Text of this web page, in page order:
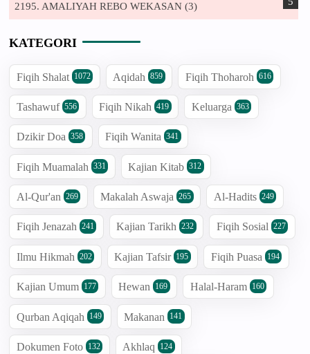
2195. AMALIYAH REBO WEKASAN (3)
KATEGORI
Fiqih Shalat 1072 Aqidah 859 Fiqih Thoharoh 616
Tashawuf 556 Fiqih Nikah 419 Keluarga 363
Dzikir Doa 358 Fiqih Wanita 341
Fiqih Muamalah 331 Kajian Kitab 312
Al-Qur'an 269 Makalah Aswaja 265 Al-Hadits 249
Fiqih Jenazah 241 Kajian Tarikh 232 Fiqih Sosial 227
Ilmu Hikmah 202 Kajian Tafsir 195 Fiqih Puasa 194
Kajian Umum 177 Hewan 169 Halal-Haram 160
Qurban Aqiqah 149 Makanan 141
Dokumen Foto 132 Akhlaq 124